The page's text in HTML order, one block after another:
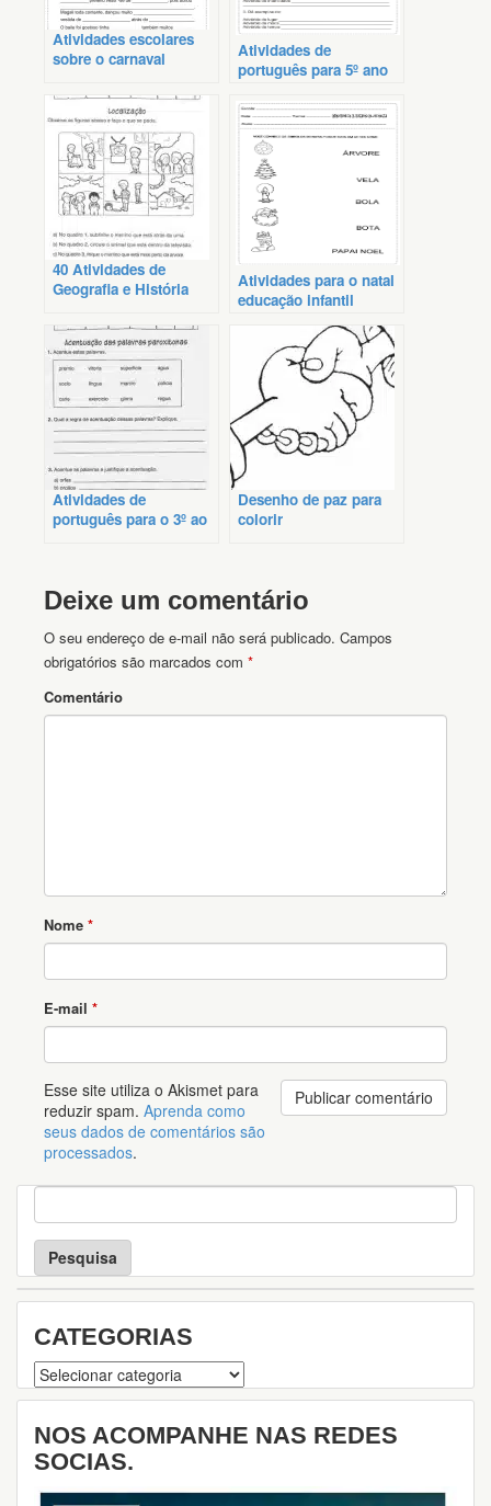
Atividades escolares
sobre o carnaval
Atividades de
português para 5º ano
40 Atividades de
Geografia e História
Atividades para o natal
educação infantil
Atividades de
português para o 3º ao
Desenho de paz para
colorir
Deixe um comentário
O seu endereço de e-mail não será publicado. Campos
obrigatórios são marcados com *
Comentário
Nome *
E-mail *
Esse site utiliza o Akismet para
reduzir spam. Aprenda como
seus dados de comentários são
processados.
P
e
s
u
i
a
CATEGORIAS
Categorias
NOS ACOMPANHE NAS REDES
SOCIAS.